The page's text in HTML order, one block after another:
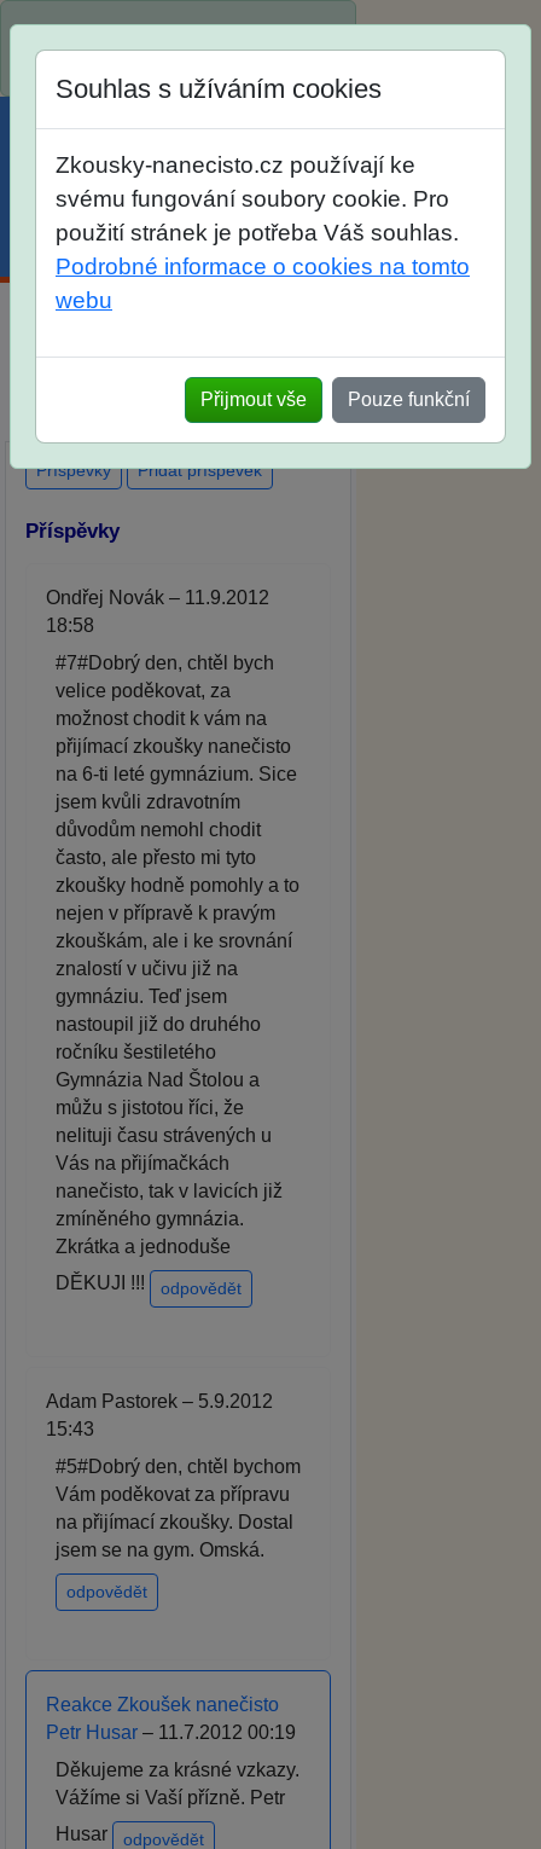
Menu Účet Košík
na SŠ? Vaše ohlasy po skutečných
přijímacích zkouškách
Souhlas s užíváním cookies
Zkousky-nanecisto.cz používají ke
svému fungování soubory cookie. Pro
použití stránek je potřeba Váš souhlas.
Podrobné informace o cookies na tomto
webu
Přijmout vše Pouze funkční
Příspěvky Přidat příspěvek
Příspěvky
Ondřej Novák – 11.9.2012
18:58
#7#Dobrý den, chtěl bych
velice poděkovat, za
možnost chodit k vám na
přijímací zkoušky nanečisto
na 6-ti leté gymnázium. Sice
jsem kvůli zdravotním
důvodům nemohl chodit
často, ale přesto mi tyto
zkoušky hodně pomohly a to
nejen v přípravě k pravým
zkouškám, ale i ke srovnání
znalostí v učivu již na
gymnáziu. Teď jsem
nastoupil již do druhého
ročníku šestiletého
Gymnázia Nad Štolou a
můžu s jistotou říci, že
nelituji času strávených u
Vás na přijímačkách
nanečisto, tak v lavicích již
zmíněného gymnázia.
Zkrátka a jednoduše
DĚKUJI !!!
odpovědět
Adam Pastorek – 5.9.2012
15:43
#5#Dobrý den, chtěl bychom
Vám poděkovat za přípravu
na přijímací zkoušky. Dostal
jsem se na gym. Omská.
odpovědět
Reakce Zkoušek nanečisto
Petr Husar – 11.7.2012 00:19
Děkujeme za krásné vzkazy.
Vážíme si Vaší přízně. Petr
Husar
odpovědět